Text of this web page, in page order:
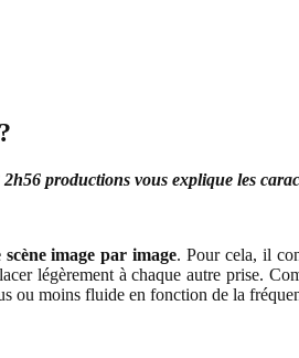
productions vous explique les
image par image. Pour cela, il
légèrement à chaque autre prise.
ou moins fluide en fonction de la